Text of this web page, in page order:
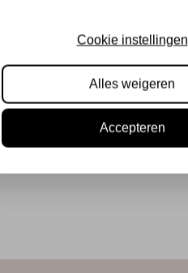
Cookie instellingen
Alles weigeren
Accepteren